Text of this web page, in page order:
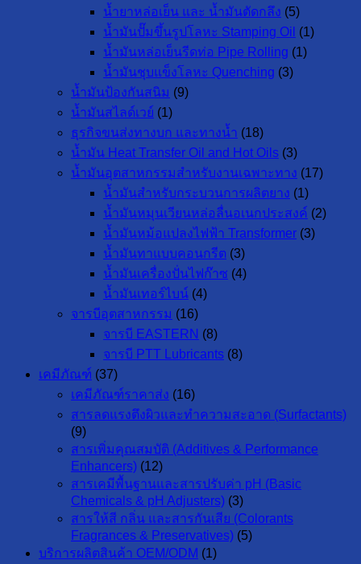
น้ำยาหล่อเย็น และ น้ำมันตัดกลึง (5)
น้ำมันปั๊มขึ้นรูปโลหะ Stamping Oil (1)
น้ำมันหล่อเย็นรีดท่อ Pipe Rolling (1)
น้ำมันชุบแข็งโลหะ Quenching (3)
น้ำมันป้องกันสนิม (9)
น้ำมันสไลด์เวย์ (1)
ธุรกิจขนส่งทางบก และทางน้ำ (18)
น้ำมัน Heat Transfer Oil and Hot Oils (3)
น้ำมันอุตสาหกรรมสำหรับงานเฉพาะทาง (17)
น้ำมันสำหรับกระบวนการผลิตยาง (1)
น้ำมันหมุนเวียนหล่อลื่นอเนกประสงค์ (2)
น้ำมันหม้อแปลงไฟฟ้า Transformer (3)
น้ำมันทาแบบคอนกรีต (3)
น้ำมันเครื่องปั่นไฟก๊าซ (4)
น้ำมันเทอร์ไบน์ (4)
จารบีอุตสาหกรรม (16)
จารบี EASTERN (8)
จารบี PTT Lubricants (8)
เคมีภัณฑ์ (37)
เคมีภัณฑ์ราคาส่ง (16)
สารลดแรงตึงผิวและทำความสะอาด (Surfactants)
(9)
สารเพิ่มคุณสมบัติ (Additives & Performance
Enhancers) (12)
สารเคมีพื้นฐานและสารปรับค่า pH (Basic
Chemicals & pH Adjusters) (3)
สารให้สี กลิ่น และสารกันเสีย (Colorants
Fragrances & Preservatives) (5)
บริการผลิตสินค้า OEM/ODM (1)